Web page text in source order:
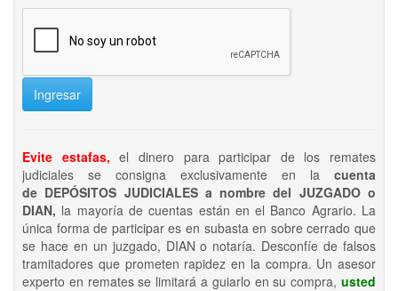
Ingresar
Evite estafas, el dinero para participar de los remates
judiciales se consigna exclusivamente en la cuenta
de DEPÓSITOS JUDICIALES a nombre del JUZGADO o
DIAN, la mayoría de cuentas están en el Banco Agrario. La
única forma de participar es en subasta en sobre cerrado que
se hace en un juzgado, DIAN o notaría. Desconfíe de falsos
tramitadores que prometen rapidez en la compra. Un asesor
experto en remates se limitará a guiarlo en su compra, usted